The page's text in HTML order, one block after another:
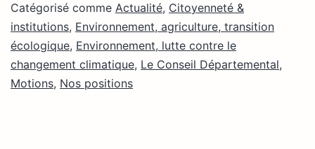
Catégorisé comme Actualité, Citoyenneté &
institutions, Environnement, agriculture, transition
écologique, Environnement, lutte contre le
changement climatique, Le Conseil Départemental,
Motions, Nos positions